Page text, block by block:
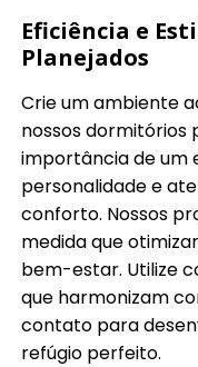
Eficiência e
Planejados
Crie um ambiente
nossos dormitórios
importância de um
personalidade e
conforto. Nossos
medida que
bem-estar. Utilize
que harmonizam
contato para
refúgio perfeito.